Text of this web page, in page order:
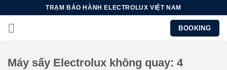
nội
TRẠM BẢO HÀNH ELECTROLUX VIỆT NAM
BOOKING
Máy sấy Electrolux không quay: 4